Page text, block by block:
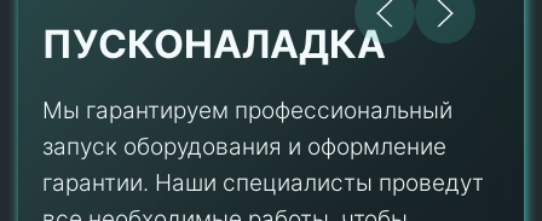
ПУСКОНАЛАДКА
Мы гарантируем профессиональный
запуск оборудования и оформление
гарантии. Наши специалисты проведут